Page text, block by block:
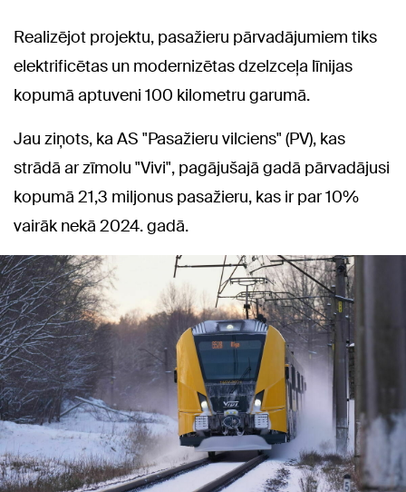
Realizējot projektu, pasažieru pārvadājumiem tiks
elektrificētas un modernizētas dzelzceļa līnijas
kopumā aptuveni 100 kilometru garumā.
Jau ziņots, ka AS "Pasažieru vilciens" (PV), kas
strādā ar zīmolu "Vivi", pagājušajā gadā pārvadājusi
kopumā 21,3 miljonus pasažieru, kas ir par 10%
vairāk nekā 2024. gadā.